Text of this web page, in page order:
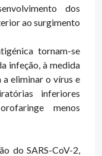
dos
ao surgimento
tornam-se
infeção, à medida
eliminar o vírus e
inferiores
menos
do SARS-CoV-2,